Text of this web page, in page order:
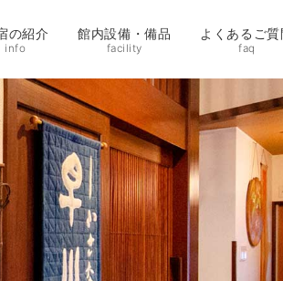
の紹介
info
館内設備・備品
facility
よくあるご質
faq